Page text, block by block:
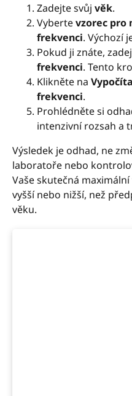
Zadejte svůj věk.
Vybertevzorec pro
frekvenci. Výchozí
Pokud ji znáte,
frekvenci. Tento
Klikněte na
frekvenci.
Prohlédněte si
intenzivní rozsah a
Výsledek je odhad, ne
laboratoře nebo
Vaše skutečná
vyšší nebo nižší, než
věku.